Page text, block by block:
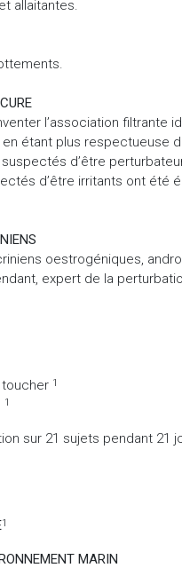
allaitantes.
l’association filtrante
étant plus respectueuse
suspectés d’être
d’être irritants ont été
oestrogéniques,
expert de la
1
1
sur 21 sujets pendant 21
1
MARIN